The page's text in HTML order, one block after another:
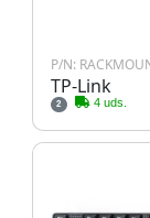
P/N:
TP-Link
2 4 uds.